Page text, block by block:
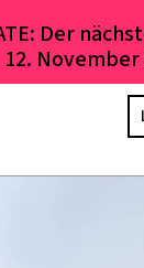
Der
12. November